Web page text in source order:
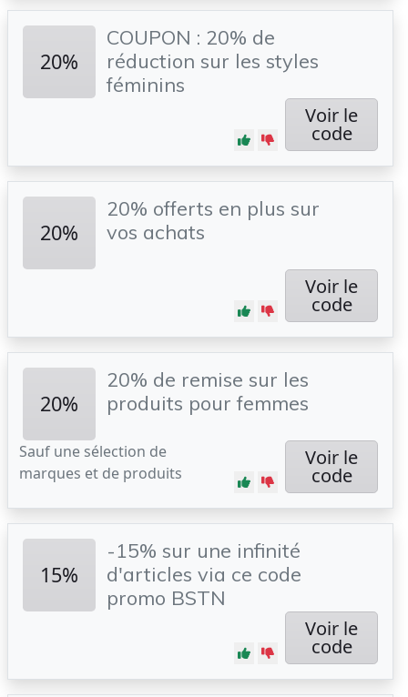
20%
COUPON : 20% de
réduction sur les styles
féminins
Voir le
code
20%
20% offerts en plus sur
vos achats
Voir le
code
20%
20% de remise sur les
produits pour femmes
Sauf une sélection de
marques et de produits
Voir le
code
15%
-15% sur une infinité
d'articles via ce code
promo BSTN
Voir le
code